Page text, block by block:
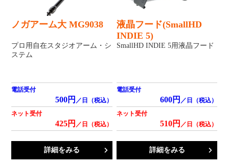
ノガアーム大 MG9038
プロ用自在スタジオアーム・シ
ステム
電話受付
500円 ／日（税込）
ネット受付
425円 ／日（税込）
詳細をみる
液晶フード(SmallHD
INDIE 5)
SmallHD INDIE 5用液晶フード
電話受付
600円 ／日（税込）
ネット受付
510円 ／日（税込）
詳細をみる